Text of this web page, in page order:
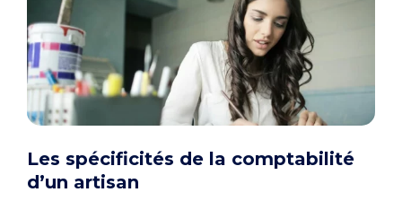
Les spécificités de la comptabilité
d’un artisan